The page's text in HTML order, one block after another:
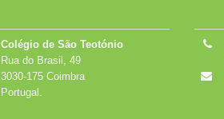
Colégio de São Teotónio
Rua do Brasil, 49
3030-175 Coimbra
Portugal.